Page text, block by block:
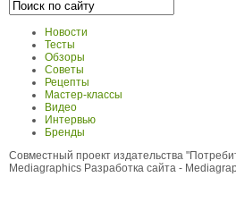
Новости
Тесты
Обзоры
Советы
Рецепты
Мастер-классы
Видео
Интервью
Бренды
Совместный проект издательства
Mediagraphics Разработка сайта -